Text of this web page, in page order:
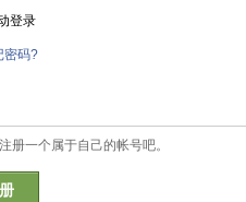
登录
密码?
册一个属于自己的帐号吧。